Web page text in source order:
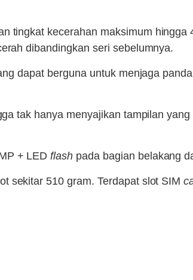
tingkat kecerahan maksimum
dibandingkan seri sebelumnya.
dapat berguna untuk menjaga
tak hanya menyajikan tampilan
+ LEDflash pada bagian belakang
sekitar 510 gram. Terdapat slot SIM